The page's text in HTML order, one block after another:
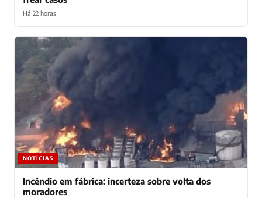
Há 22 horas
NOTÍCIAS
Incêndio em fábrica: incerteza sobre volta dos
moradores